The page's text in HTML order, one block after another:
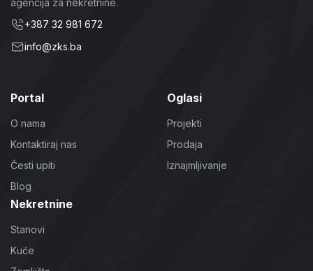
+387 32 981 672
info@zks.ba
Portal
O nama
Kontaktiraj nas
Česti upiti
Blog
Oglasi
Projekti
Prodaja
Iznajmljivanje
Nekretnine
Stanovi
Kuće